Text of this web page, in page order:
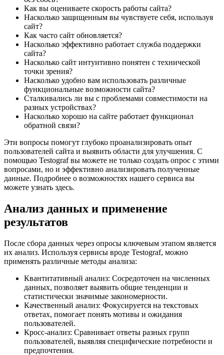
Как вы оцениваете скорость работы сайта?
Насколько защищенным вы чувствуете себя, используя
сайт?
Как часто сайт обновляется?
Насколько эффективно работает служба поддержки
сайта?
Насколько сайт интуитивно понятен с технической
точки зрения?
Насколько удобно вам использовать различные
функциональные возможности сайта?
Сталкивались ли вы с проблемами совместимости на
разных устройствах?
Насколько хорошо на сайте работает функционал
обратной связи?
Эти вопросы помогут глубоко проанализировать опыт
пользователей сайта и выявить области для улучшения. С
помощью Testograf вы можете не только создать опрос с этими
вопросами, но и эффективно анализировать полученные
данные. Подробнее о возможностях нашего сервиса вы
можете узнать здесь.
Анализ данных и применение
результатов
После сбора данных через опросы ключевым этапом является
их анализ. Используя сервисы вроде Testograf, можно
применять различные методы анализа:
Квантитативный анализ: Сосредоточен на численных
данных, позволяет выявить общие тенденции и
статистически значимые закономерности.
Качественный анализ: Фокусируется на текстовых
ответах, помогает понять мотивы и ожидания
пользователей.
Кросс-анализ: Сравнивает ответы разных групп
пользователей, выявляя специфические потребности и
предпочтения.